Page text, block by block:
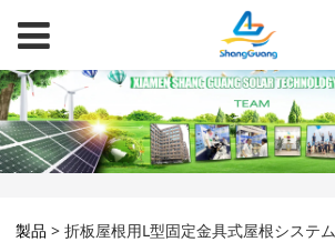
製品 > 折板屋根用L型固定金具式屋根システム